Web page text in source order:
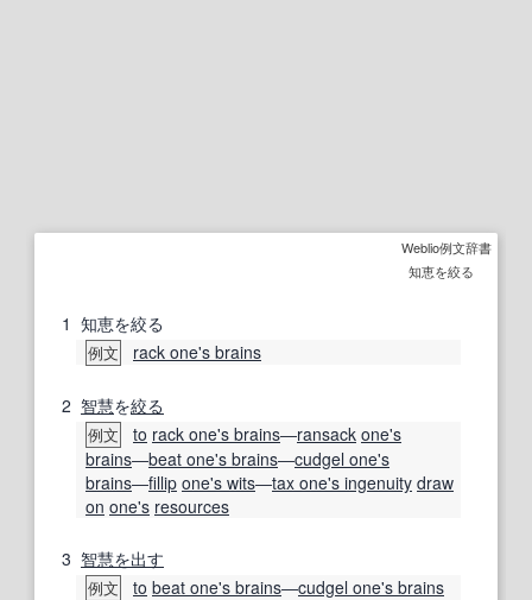
Weblio例文辞書
知恵を絞る
1 知恵を絞る
例文 rack one's brains
2 智慧を絞る
例文 to rack one's brains―ransack one's
brains―beat one's brains―cudgel one's
brains―fillip one's wits―tax one's ingenuity draw
on one's resources
3 智慧を出す
例文 to beat one's brains―cudgel one's brains